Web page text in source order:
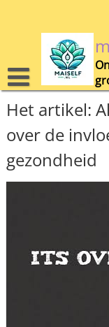
Het artikel:
over de
gezondheid